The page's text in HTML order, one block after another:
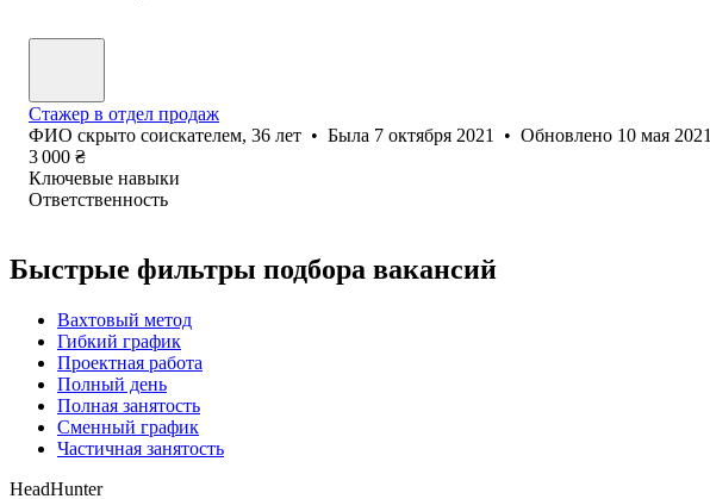
Стажер в отдел продаж
ФИО скрыто соискателем, 36 лет • Была 7 октября 2021 • Обновлено 10 мая 2021
3 000 ₴
Ключевые навыки
Ответственность
Быстрые фильтры подбора вакансий
Вахтовый метод
Гибкий график
Проектная работа
Полный день
Полная занятость
Сменный график
Частичная занятость
HeadHunter